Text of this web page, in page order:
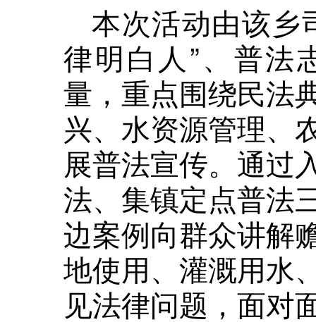
本次活动由该乡
律明白人”、普法
量，重点围绕民法
兴、水资源管理、
展普法宣传。通过
法、集镇定点普法
边案例向群众讲解
地使用、灌溉用水
见法律问题，面对